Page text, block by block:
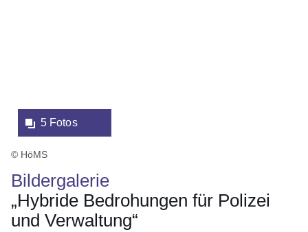
5 Fotos
© HöMS
Bildergalerie
„Hybride Bedrohungen für Polizei
und Verwaltung“